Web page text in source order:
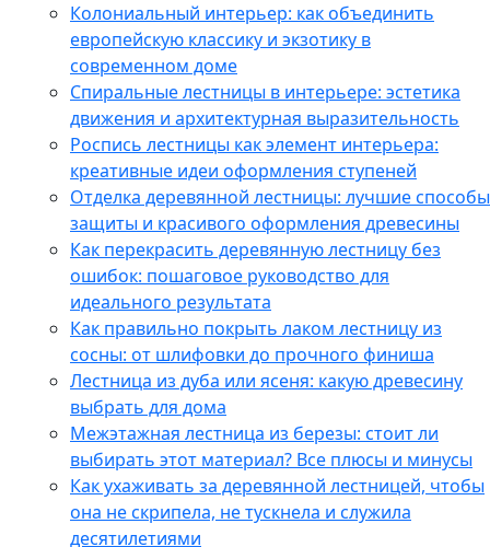
Колониальный интерьер: как объединить
европейскую классику и экзотику в
современном доме
Спиральные лестницы в интерьере: эстетика
движения и архитектурная выразительность
Роспись лестницы как элемент интерьера:
креативные идеи оформления ступеней
Отделка деревянной лестницы: лучшие способы
защиты и красивого оформления древесины
Как перекрасить деревянную лестницу без
ошибок: пошаговое руководство для
идеального результата
Как правильно покрыть лаком лестницу из
сосны: от шлифовки до прочного финиша
Лестница из дуба или ясеня: какую древесину
выбрать для дома
Межэтажная лестница из березы: стоит ли
выбирать этот материал? Все плюсы и минусы
Как ухаживать за деревянной лестницей, чтобы
она не скрипела, не тускнела и служила
десятилетиями